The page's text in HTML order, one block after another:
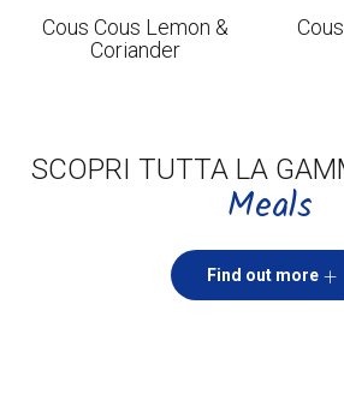
Cous Cous Lemon &
Coriander
SCOPRI TUTTA LA
Meals
Find out more